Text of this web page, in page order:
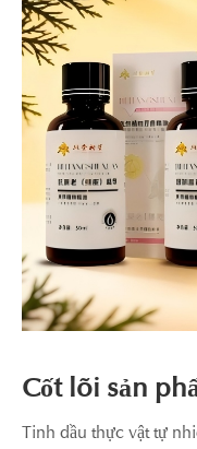
Cốt lõi sản
Tinh dầu thực vật tự